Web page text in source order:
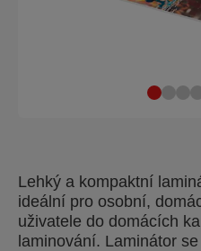
Lehký a kompaktní
ideální pro osobní,
uživatele do domácích
laminování. Laminátor